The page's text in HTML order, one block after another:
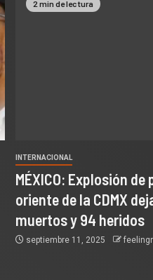
2 min de lectura
INTERNACIONAL
MÉXICO: Explosión de
oriente de la CDMX
muertos y 94 heridos
septiembre 11, 2025